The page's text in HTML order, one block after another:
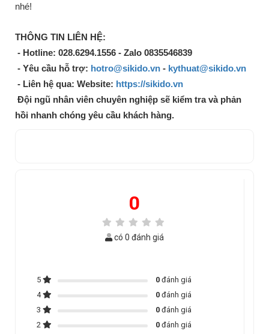
nhé!
THÔNG TIN LIÊN HỆ:
- Hotline: 028.6294.1556 - Zalo 0835546839
- Yêu cầu hỗ trợ: hotro@sikido.vn - kythuat@sikido.vn
- Liên hệ qua: Website: https://sikido.vn
Đội ngũ nhân viên chuyên nghiệp sẽ kiểm tra và phản
hồi nhanh chóng yêu cầu khách hàng.
0
có 0 đánh giá
5 0đánh giá
4
0đánh giá
3
0đánh giá
2
0đánh giá